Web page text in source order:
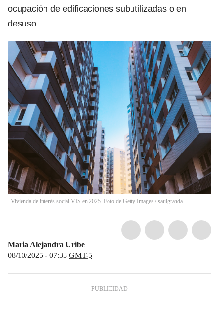
ocupación de edificaciones subutilizadas o en
desuso.
Vivienda de interés social VIS en 2025. Foto de Getty Images / saulgranda
Maria Alejandra Uribe
08/10/2025 - 07:33 GMT-5